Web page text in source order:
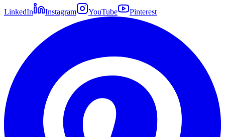
LinkedIn Instagram YouTube Pinterest